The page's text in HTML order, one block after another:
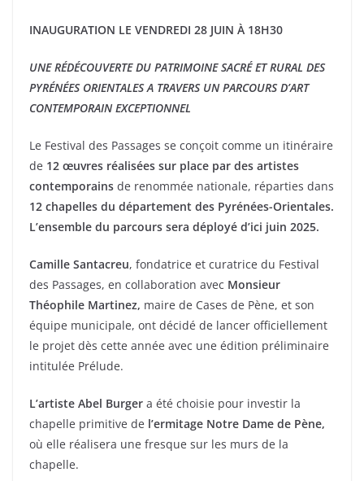
b
o
o
k
er
INAUGURATION LE VENDREDI 28 JUIN À 18H30
UNE RÉDÉCOUVERTE DU PATRIMOINE SACRÉ ET RURAL DES
PYRÉNÉES ORIENTALES A TRAVERS UNPARCOURS D’ART
CONTEMPORAIN EXCEPTIONNEL
Le Festival des Passages se conçoit comme un itinéraire
de 12 œuvres réalisées sur place par des artistes
contemporains de renommée nationale, réparties dans
12 chapelles du département des Pyrénées-Orientales.
L’ensemble du parcours sera déployé d’ici juin 2025.
Camille Santacreu, fondatrice et curatrice du Festival
des Passages, en collaboration avec Monsieur
Théophile Martinez, maire de Cases de Pène, et son
équipe municipale, ont décidé de lancer officiellement
le projet dès cette année avec une édition préliminaire
intitulée Prélude.
L’artiste Abel Burger a été choisie pour investir la
chapelle primitive de l’ermitage Notre Dame de Pène,
où elle réalisera une fresque sur les murs de la
chapelle.